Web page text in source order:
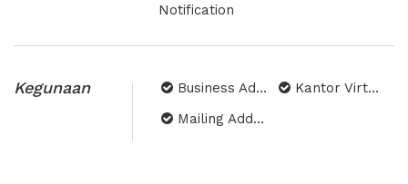
Notification
Kegunaan Business Address
Kantor Virtual
Mailing Address